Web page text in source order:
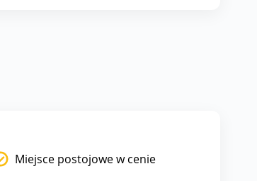
Miejsce postojowe w cenie